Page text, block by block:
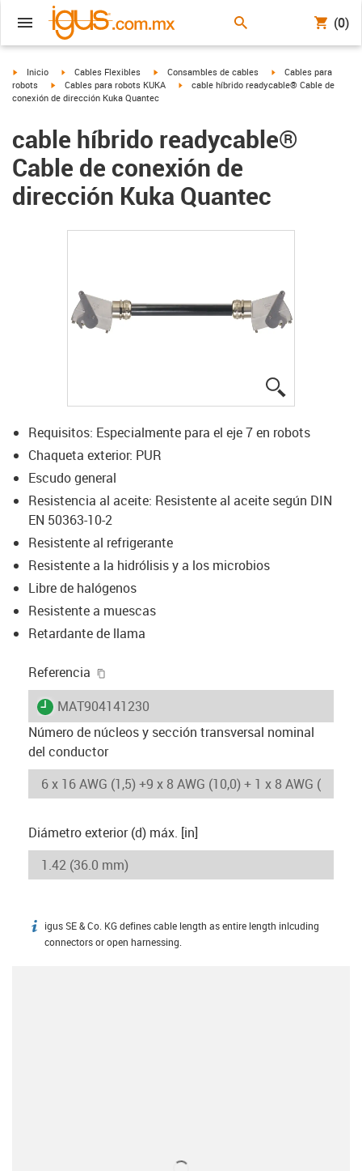
(0)
igus-icon-arrow-right
Inicio igus-icon-arrow-right
Cables Flexibles igus-icon-arrow-right
Consambles de cables igus-icon-arrow-right
Cables para
robots
igus-icon-arrow-right
Cables para robots KUKA igus-icon-arrow-right
cable híbrido readycable® Cable de
conexión de dirección Kuka Quantec
cable híbrido readycable®
Cable de conexión de
dirección Kuka Quantec
Requisitos: Especialmente para el eje 7 en robots
Chaqueta exterior: PUR
Escudo general
Resistencia al aceite: Resistente al aceite según DIN
EN 50363-10-2
Resistente al refrigerante
Resistente a la hidrólisis y a los microbios
Libre de halógenos
Resistente a muescas
Retardante de llama
Referencia
igus-icon-lieferzeit
MAT904141230
Número de núcleos y sección transversal nominal
del conductor
Diámetro exterior (d) máx. [in]
igus-icon-info
igus SE & Co. KG defines cable length as entire length inlcuding
connectors or open harnessing.